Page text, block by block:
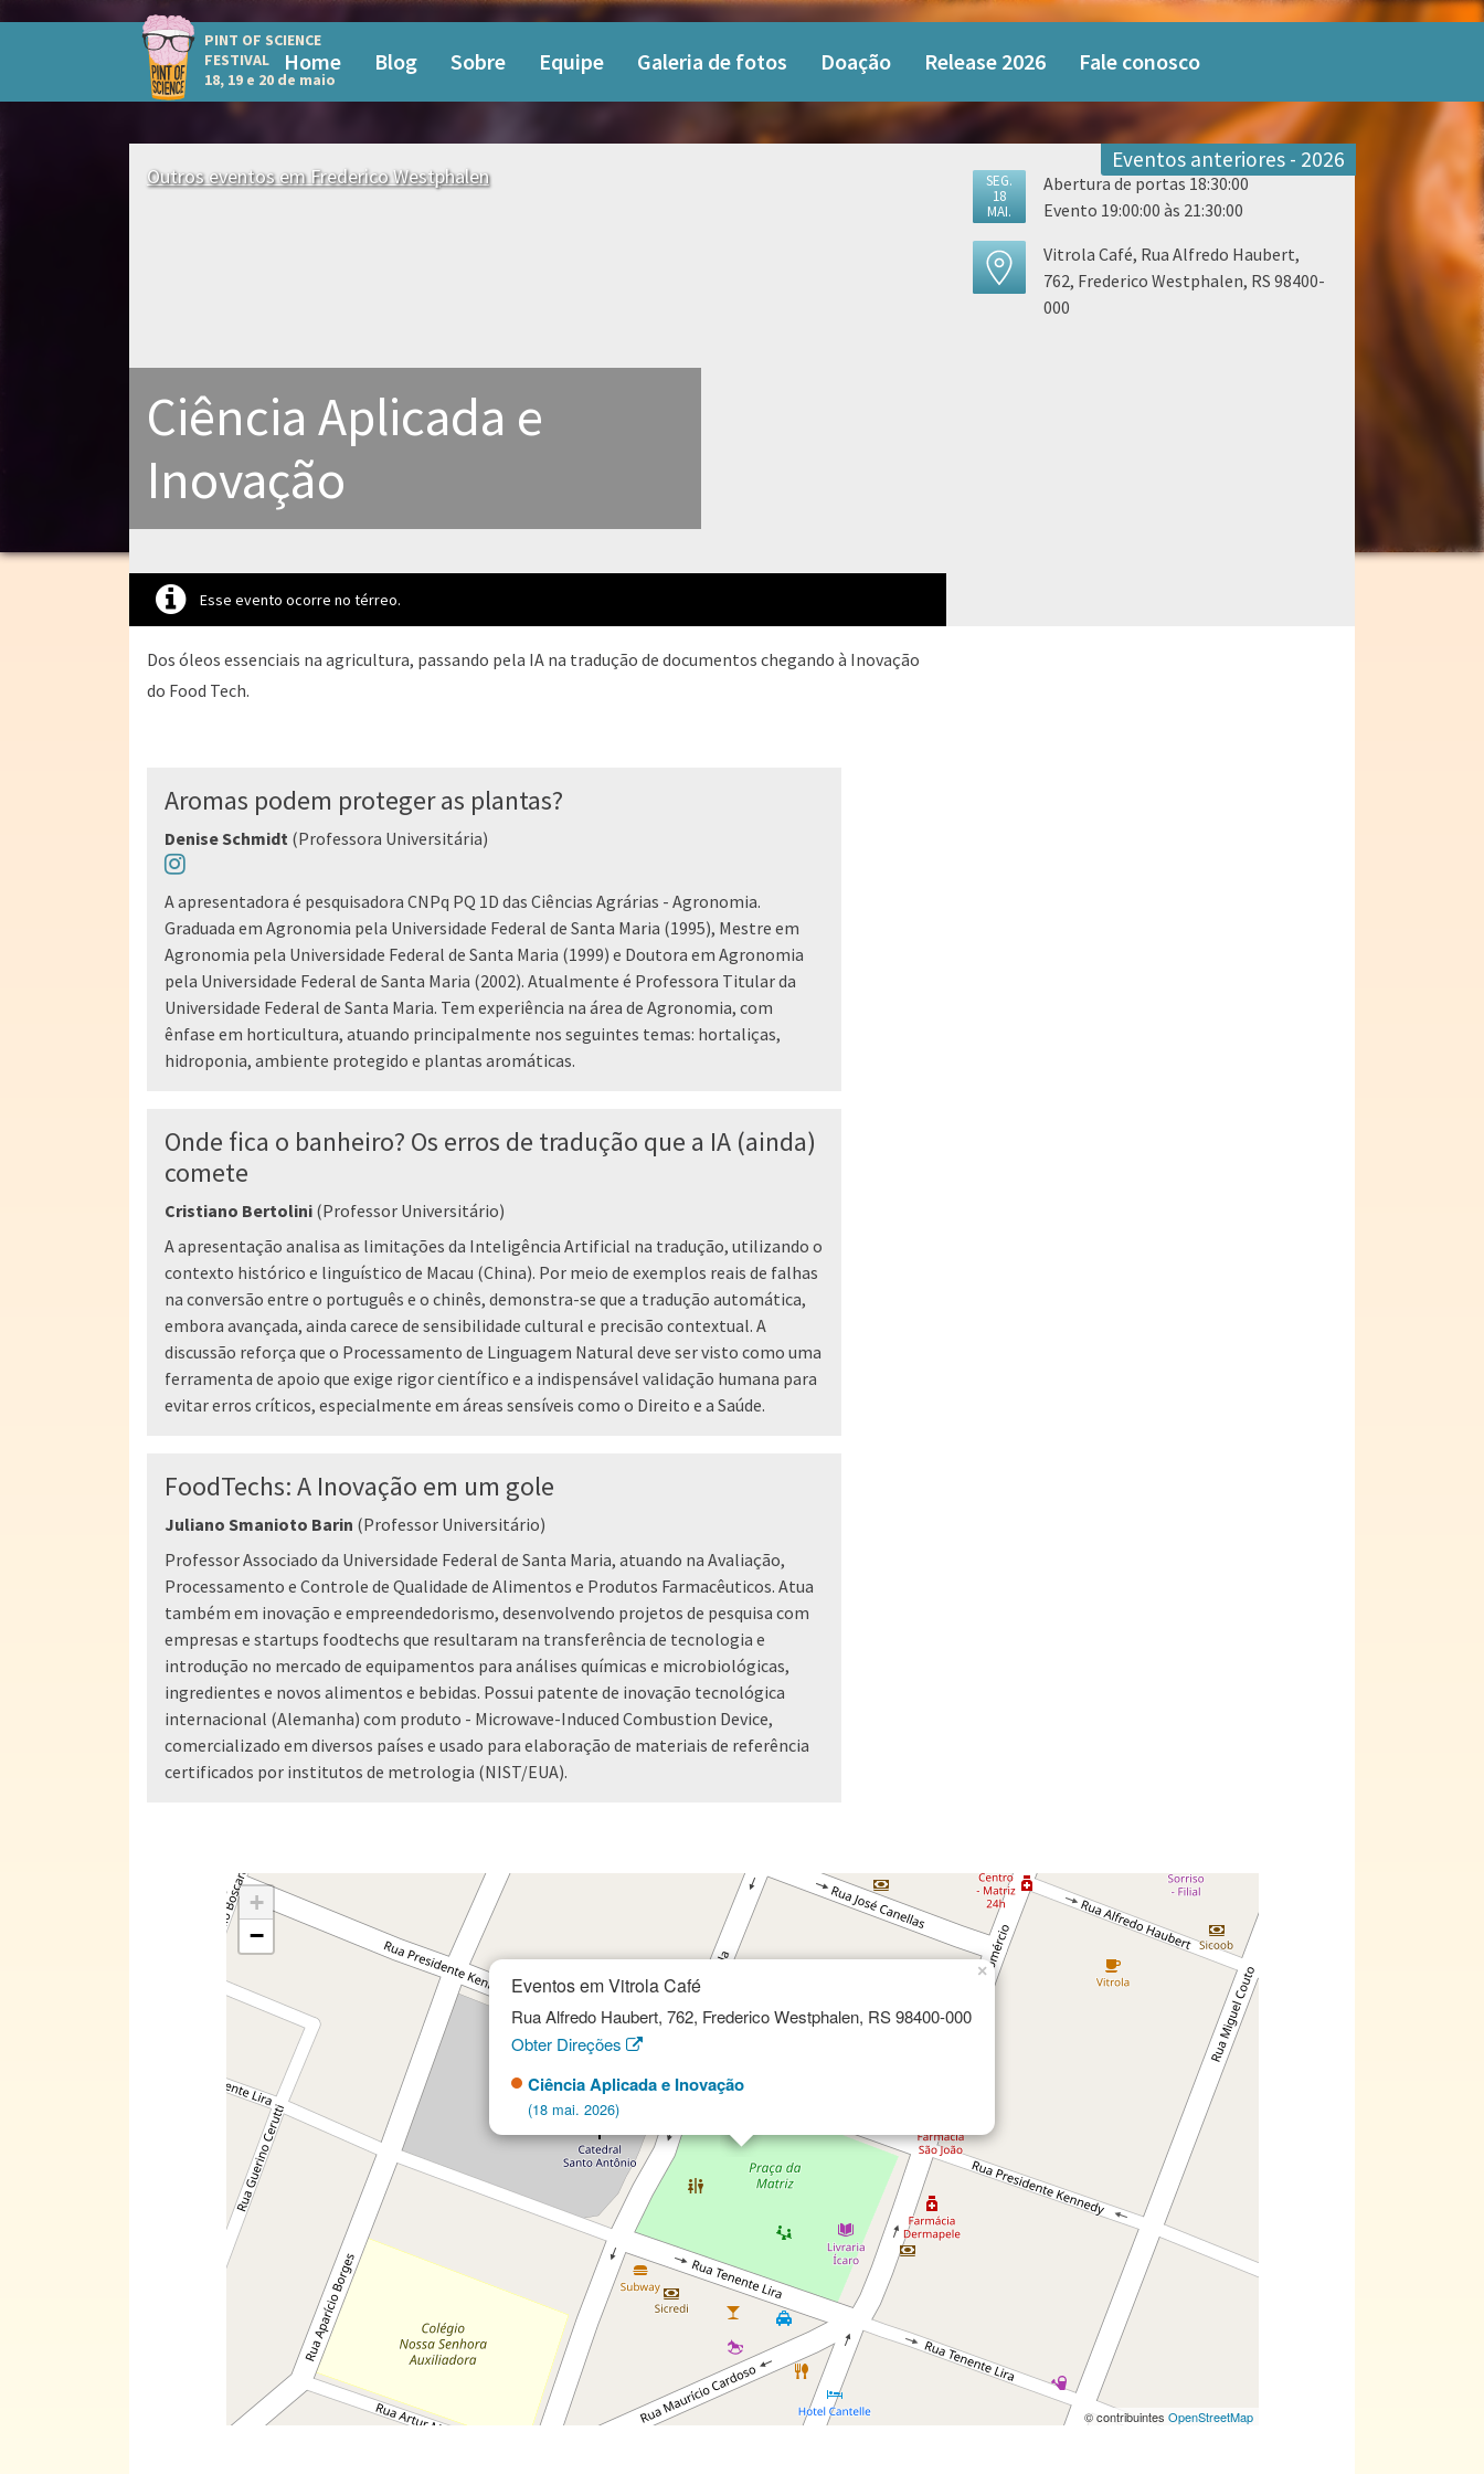
PINT OF SCIENCE
FESTIVAL
18, 19 e 20 de maio
Home Blog Sobre Equipe Galeria de fotos Doação Release 2026 Fale conosco
Outros eventos em Frederico Westphalen
Ciência Aplicada e
Inovação
Esse evento ocorre no térreo.
Eventos anteriores - 2026
SEG.
18
MAI.
Abertura de portas 18:30:00
Evento 19:00:00 às 21:30:00
Vitrola Café, Rua Alfredo Haubert,
762, Frederico Westphalen, RS 98400-
000
Dos óleos essenciais na agricultura, passando pela IA na tradução de documentos chegando à Inovação
do Food Tech.
Aromas podem proteger as plantas?
Denise Schmidt (Professora Universitária)
A apresentadora é pesquisadora CNPq PQ 1D das Ciências Agrárias - Agronomia.
Graduada em Agronomia pela Universidade Federal de Santa Maria (1995), Mestre em
Agronomia pela Universidade Federal de Santa Maria (1999) e Doutora em Agronomia
pela Universidade Federal de Santa Maria (2002). Atualmente é Professora Titular da
Universidade Federal de Santa Maria. Tem experiência na área de Agronomia, com
ênfase em horticultura, atuando principalmente nos seguintes temas: hortaliças,
hidroponia, ambiente protegido e plantas aromáticas.
Onde fica o banheiro? Os erros de tradução que a IA (ainda)
comete
Cristiano Bertolini (Professor Universitário)
A apresentação analisa as limitações da Inteligência Artificial na tradução, utilizando o
contexto histórico e linguístico de Macau (China). Por meio de exemplos reais de falhas
na conversão entre o português e o chinês, demonstra-se que a tradução automática,
embora avançada, ainda carece de sensibilidade cultural e precisão contextual. A
discussão reforça que o Processamento de Linguagem Natural deve ser visto como uma
ferramenta de apoio que exige rigor científico e a indispensável validação humana para
evitar erros críticos, especialmente em áreas sensíveis como o Direito e a Saúde.
FoodTechs: A Inovação em um gole
Juliano Smanioto Barin (Professor Universitário)
Professor Associado da Universidade Federal de Santa Maria, atuando na Avaliação,
Processamento e Controle de Qualidade de Alimentos e Produtos Farmacêuticos. Atua
também em inovação e empreendedorismo, desenvolvendo projetos de pesquisa com
empresas e startups foodtechs que resultaram na transferência de tecnologia e
introdução no mercado de equipamentos para análises químicas e microbiológicas,
ingredientes e novos alimentos e bebidas. Possui patente de inovação tecnológica
internacional (Alemanha) com produto - Microwave-Induced Combustion Device,
comercializado em diversos países e usado para elaboração de materiais de referência
certificados por institutos de metrologia (NIST/EUA).
Eventos em Vitrola Café
Rua Alfredo Haubert, 762, Frederico Westphalen, RS 98400-000
Obter Direções
Ciência Aplicada e Inovação
(18 mai. 2026)
×
+
−
© contribuintes OpenStreetMap